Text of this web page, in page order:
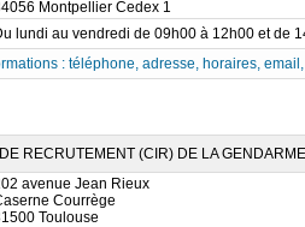
Montpellier Cedex 1
lundi au vendredi de 09h00 à 12h00 et de
: téléphone, adresse, horaires,
RECRUTEMENT (CIR) DE LA
avenue Jean Rieux
Courrège
Toulouse